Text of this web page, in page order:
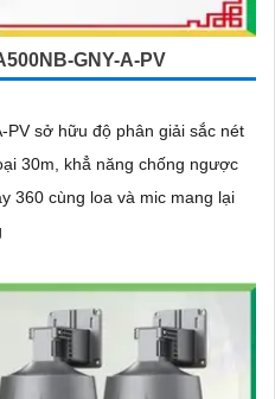
GNY-A-PV
PV sở hữu độ phân giải sắc nét
30m, khẳ năng chống ngược
360 cùng loa và mic mang lại